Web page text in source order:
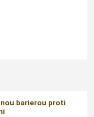
barierou proti